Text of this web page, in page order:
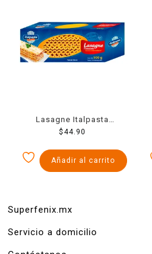
Lasagne Italpasta
festonata 500 g
$44.90
Añadir al carrito
Superfenix.mx
Servicio a domicilio